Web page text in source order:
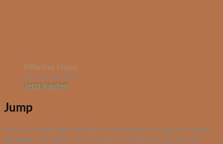
Effective Flows
Für nur 24.90 €
Jetzt Kaufen
Jump
Diese 20-minütige Yoga Praxis beinhaltet eine ganze Menge
Sprünge. Sie eignet sich sowohl als Vorbereitung auf den